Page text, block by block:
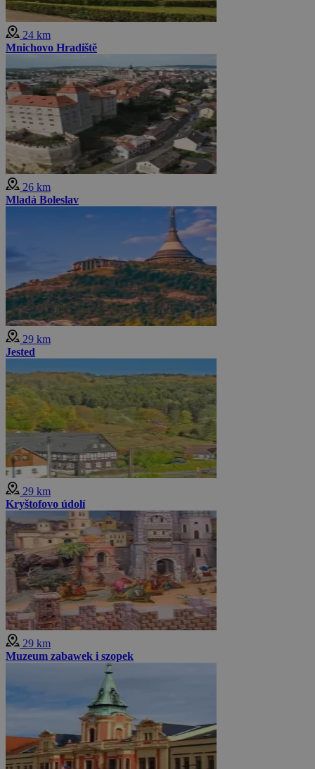
24 km
Mnichovo Hradiště
26 km
Mladá Boleslav
29 km
Jested
29 km
Kryštofovo údolí
29 km
Muzeum zabawek i szopek